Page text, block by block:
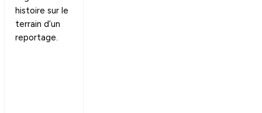
histoire sur le
terrain d’un
reportage.